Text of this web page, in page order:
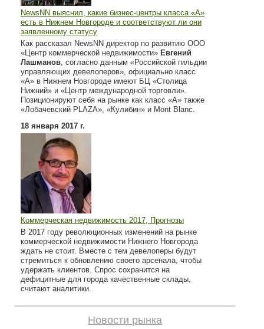
NewsNN выяснил, какие бизнес-центры класса «А»
есть в Нижнем Новгороде и соответствуют ли они
заявленному статусу
Как рассказал NewsNN директор по развитию ООО
«Центр коммерческой недвижимости» Евгений
Лашманов, согласно данным «Российской гильдии
управляющих девелоперов», официально класс
«А» в Нижнем Новгороде имеют БЦ «Столица
Нижний» и «Центр международной торговли».
Позиционируют себя на рынке как класс «А» также
«Лобачевский PLAZA», «Кулибин» и Mont Blanc.
18 января 2017 г.
Коммерческая недвижимость 2017, Прогнозы
В 2017 году революционных изменений на рынке
коммерческой недвижимости Нижнего Новгорода
ждать не стоит. Вместе с тем девелоперы будут
стремиться к обновлению своего арсенала, чтобы
удержать клиентов. Спрос сохранится на
дефицитные для города качественные склады,
считают аналитики.
Новости рынка